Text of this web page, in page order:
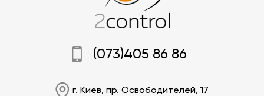
(073)405 86 86
г. Киев, пр. Освободителей, 17